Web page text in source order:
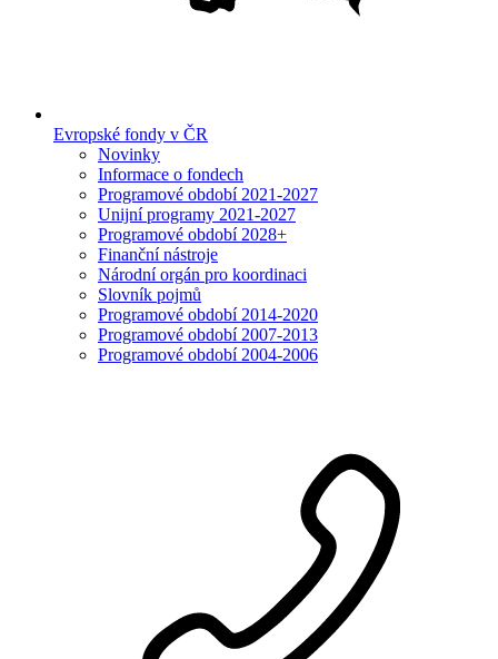
Evropské fondy v ČR
Novinky
Informace o fondech
Programové období 2021-2027
Unijní programy 2021-2027
Programové období 2028+
Finanční nástroje
Národní orgán pro koordinaci
Slovník pojmů
Programové období 2014-2020
Programové období 2007-2013
Programové období 2004-2006